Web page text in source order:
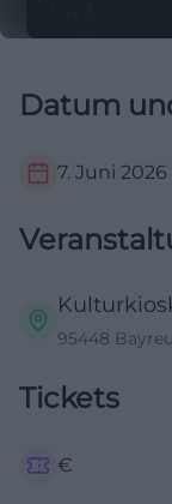
Datum
7. Juni 2026
95448
Tickets
€